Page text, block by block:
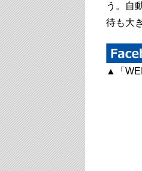
う。自
待も大
▲「